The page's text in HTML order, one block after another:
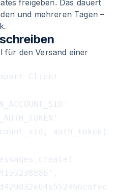
freigeben. Das dauert
und mehreren Tagen –
für den Versand einer
Client
auth_token)